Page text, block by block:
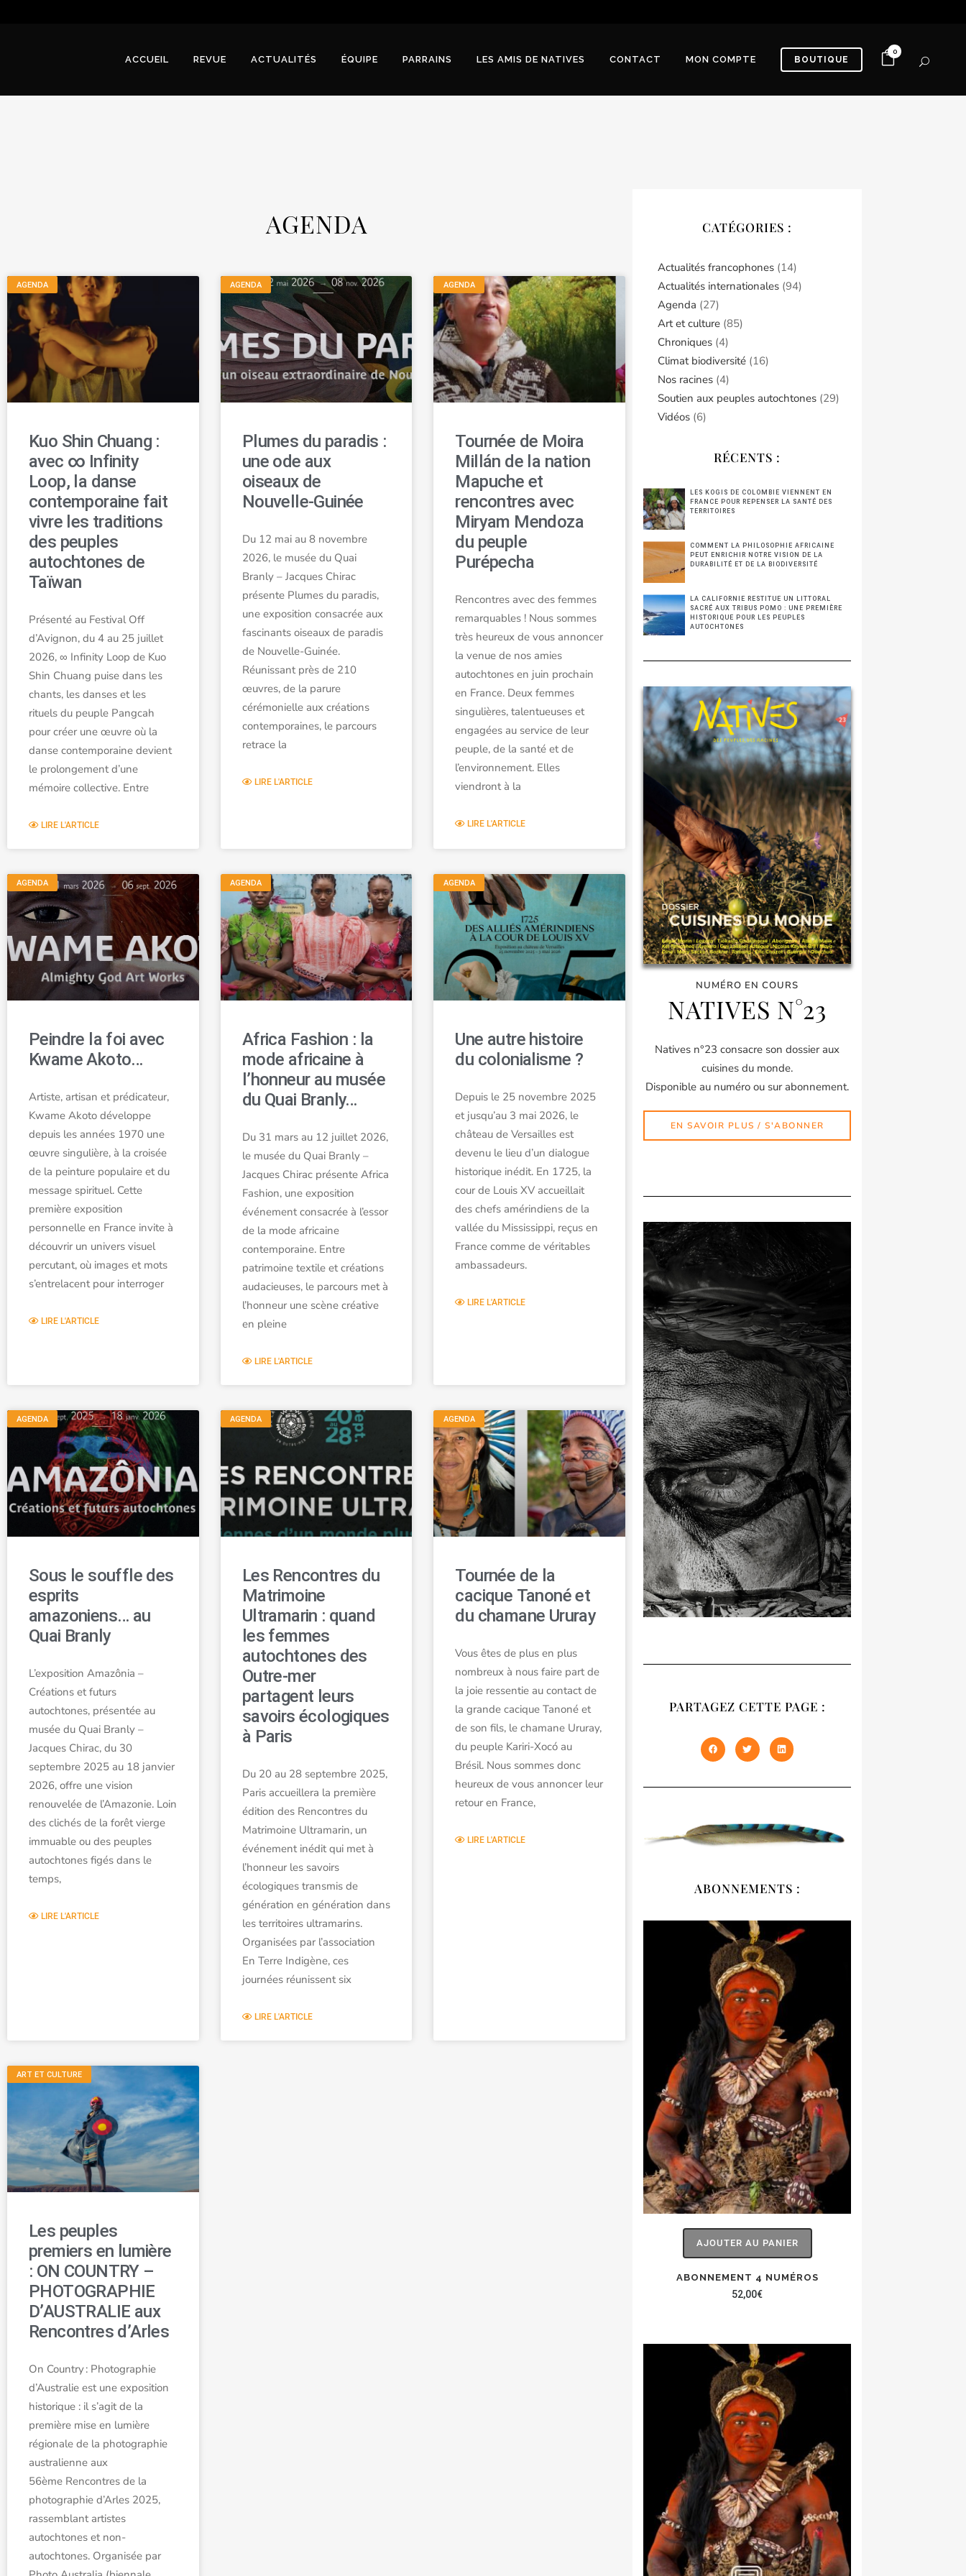
BOUTIQUE
0
ACCUEIL REVUE ACTUALITÉS ÉQUIPE PARRAINS LES AMIS DE NATIVES CONTACT MON COMPTE
AGENDA
AGENDA
Kuo Shin Chuang :
avec ∞ Infinity
Loop, la danse
contemporaine fait
vivre les traditions
des peuples
autochtones de
Taïwan
Présenté au Festival Off
d’Avignon, du 4 au 25 juillet
2026, ∞ Infinity Loop de Kuo
Shin Chuang puise dans les
chants, les danses et les
rituels du peuple Pangcah
pour créer une œuvre où la
danse contemporaine devient
le prolongement d’une
mémoire collective. Entre
LIRE L'ARTICLE
AGENDA
Plumes du paradis :
une ode aux
oiseaux de
Nouvelle-Guinée
Du 12 mai au 8 novembre
2026, le musée du Quai
Branly – Jacques Chirac
présente Plumes du paradis,
une exposition consacrée aux
fascinants oiseaux de paradis
de Nouvelle-Guinée.
Réunissant près de 210
œuvres, de la parure
cérémonielle aux créations
contemporaines, le parcours
retrace la
LIRE L'ARTICLE
AGENDA
Tournée de Moira
Millán de la nation
Mapuche et
rencontres avec
Miryam Mendoza
du peuple
Purépecha
Rencontres avec des femmes
remarquables ! Nous sommes
très heureux de vous annoncer
la venue de nos amies
autochtones en juin prochain
en France. Deux femmes
singulières, talentueuses et
engagées au service de leur
peuple, de la santé et de
l’environnement. Elles
viendront à la
LIRE L'ARTICLE
AGENDA
Peindre la foi avec
Kwame Akoto…
Artiste, artisan et prédicateur,
Kwame Akoto développe
depuis les années 1970 une
œuvre singulière, à la croisée
de la peinture populaire et du
message spirituel. Cette
première exposition
personnelle en France invite à
découvrir un univers visuel
percutant, où images et mots
s’entrelacent pour interroger
LIRE L'ARTICLE
AGENDA
Africa Fashion : la
mode africaine à
l’honneur au musée
du Quai Branly…
Du 31 mars au 12 juillet 2026,
le musée du Quai Branly –
Jacques Chirac présente Africa
Fashion, une exposition
événement consacrée à l’essor
de la mode africaine
contemporaine. Entre
patrimoine textile et créations
audacieuses, le parcours met à
l’honneur une scène créative
en pleine
LIRE L'ARTICLE
AGENDA
Une autre histoire
du colonialisme ?
Depuis le 25 novembre 2025
et jusqu’au 3 mai 2026, le
château de Versailles est
devenu le lieu d’un dialogue
historique inédit. En 1725, la
cour de Louis XV accueillait
des chefs amérindiens de la
vallée du Mississippi, reçus en
France comme de véritables
ambassadeurs.
LIRE L'ARTICLE
AGENDA
Sous le souffle des
esprits
amazoniens… au
Quai Branly
L’exposition Amazônia –
Créations et futurs
autochtones, présentée au
musée du Quai Branly –
Jacques Chirac, du 30
septembre 2025 au 18 janvier
2026, offre une vision
renouvelée de l’Amazonie. Loin
des clichés de la forêt vierge
immuable ou des peuples
autochtones figés dans le
temps,
LIRE L'ARTICLE
AGENDA
Les Rencontres du
Matrimoine
Ultramarin : quand
les femmes
autochtones des
Outre-mer
partagent leurs
savoirs écologiques
à Paris
Du 20 au 28 septembre 2025,
Paris accueillera la première
édition des Rencontres du
Matrimoine Ultramarin, un
événement inédit qui met à
l’honneur les savoirs
écologiques transmis de
génération en génération dans
les territoires ultramarins.
Organisées par l’association
En Terre Indigène, ces
journées réunissent six
LIRE L'ARTICLE
AGENDA
Tournée de la
cacique Tanoné et
du chamane Ururay
Vous êtes de plus en plus
nombreux à nous faire part de
la joie ressentie au contact de
la grande cacique Tanoné et
de son fils, le chamane Ururay,
du peuple Kariri-Xocó au
Brésil. Nous sommes donc
heureux de vous annoncer leur
retour en France,
LIRE L'ARTICLE
ART ET CULTURE
Les peuples
premiers en lumière
: ON COUNTRY –
PHOTOGRAPHIE
D’AUSTRALIE aux
Rencontres d’Arles
On Country : Photographie
d’Australie est une exposition
historique : il s’agit de la
première mise en lumière
régionale de la photographie
australienne aux
56ème Rencontres de la
photographie d’Arles 2025,
rassemblant artistes
autochtones et non-
autochtones. Organisée par
CATÉGORIES :
Actualités francophones (14)
Actualités internationales (94)
Agenda (27)
Art et culture (85)
Chroniques (4)
Climat biodiversité (16)
Nos racines (4)
Soutien aux peuples autochtones (29)
Vidéos (6)
RÉCENTS :
LES KOGIS DE COLOMBIE VIENNENT EN
FRANCE POUR REPENSER LA SANTÉ DES
TERRITOIRES
COMMENT LA PHILOSOPHIE AFRICAINE
PEUT ENRICHIR NOTRE VISION DE LA
DURABILITÉ ET DE LA BIODIVERSITÉ
LA CALIFORNIE RESTITUE UN LITTORAL
SACRÉ AUX TRIBUS POMO : UNE PREMIÈRE
HISTORIQUE POUR LES PEUPLES
AUTOCHTONES
NUMÉRO EN COURS
NATIVES N°23
Natives n°23 consacre son dossier aux
cuisines du monde.
Disponible au numéro ou sur abonnement.
EN SAVOIR PLUS / S'ABONNER
présente les trois
premiers numéros
un seul volume de 408
PARTAGEZ CETTE PAGE :
ABONNEMENTS :
AJOUTER AU PANIER
ABONNEMENT 4 NUMÉROS
52,00€